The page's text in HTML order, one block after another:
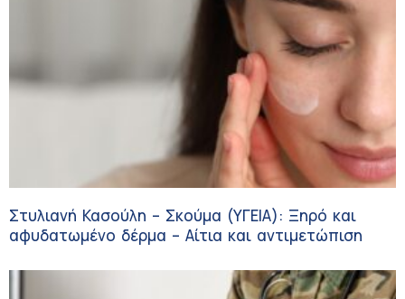
Στυλιανή Κασούλη – Σκούμα (ΥΓΕΙΑ): Ξηρό και
αφυδατωμένο δέρμα – Αίτια και αντιμετώπιση